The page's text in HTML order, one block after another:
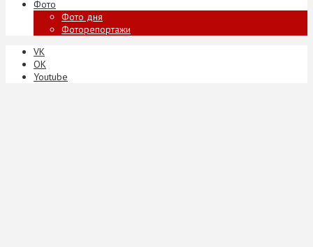
Фото
Фото дня
Фоторепортажи
VK
ОК
Youtube